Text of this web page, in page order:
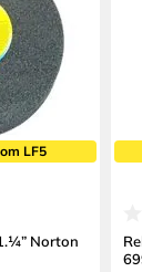
LF5
Norton